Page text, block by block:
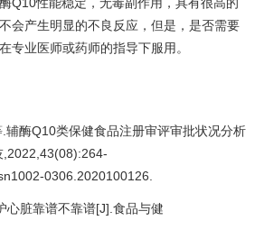
Q10性能稳定，无毒副作用，具有很高的
会产生明显的不良反应，但是，是否需要
专业医师或药师的指导下服用。
辅酶Q10类保健食品注册审评审批状况分析
,2022,43(08):264-
0306.2020100126.
心脏靠谱不靠谱[J].食品与健